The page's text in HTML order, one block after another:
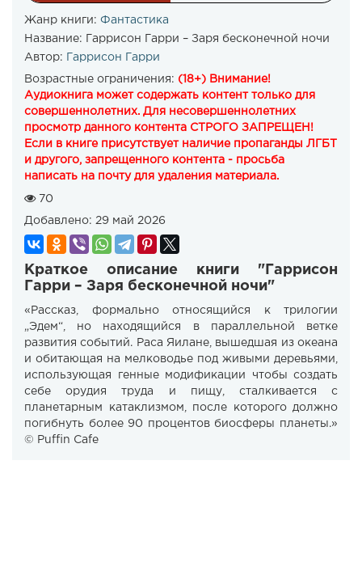
Жанр книги: Фантастика
Название: Гаррисон Гарри – Заря бесконечной ночи
Автор:
Гаррисон Гарри
Возрастные ограничения: (18+) Внимание!
Аудиокнига может содержать контент только для
совершеннолетних. Для несовершеннолетних
просмотр данного контента СТРОГО ЗАПРЕЩЕН!
Если в книге присутствует наличие пропаганды ЛГБТ
и другого, запрещенного контента - просьба
написать на почту для удаления материала.
70
Добавлено: 29 май 2026
Краткое описание книги "Гаррисон
Гарри – Заря бесконечной ночи"
«Рассказ, формально относящийся к трилогии
„Эдем“, но находящийся в параллельной ветке
развития событий. Раса Яилане, вышедшая из океана
и обитающая на мелководье под живыми деревьями,
использующая генные модификации чтобы создать
себе орудия труда и пищу, сталкивается с
планетарным катаклизмом, после которого должно
погибнуть более 90 процентов биосферы планеты.»
© Puffin Cafe